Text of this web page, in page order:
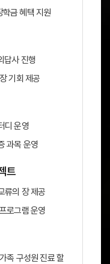
금 혜택 지원
답사 진행
기회 제공
디 운영
과목 운영
트
류의 장 제공
로그램 운영
족 구성원 진료 할